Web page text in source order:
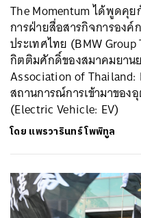
The Momentum ได้พูดคุ
การฝ่ายสื่อสารกิจการองค์
ประเทศไทย (BMW
กิตติมศักดิ์ของสมาคมยาน
Association of Thailand:
สถานการณ์การเข้ามาขอ
(Electric Vehicle: EV)
โดย แพรวารินทร์ โพพิทูล